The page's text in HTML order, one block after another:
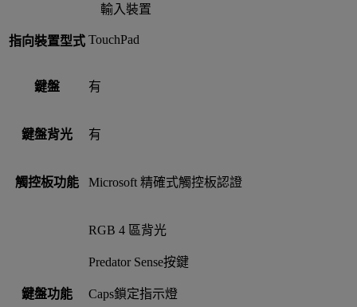
輸入裝置
指向裝置型式 TouchPad
鍵盤 有
鍵盤背光 有
觸控板功能 Microsoft 精確式觸控板認證
鍵盤功能
RGB 4 區背光
Predator Sense按鍵
Caps鎖定指示燈